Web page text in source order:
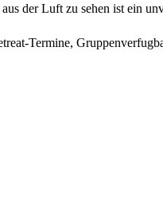
der Luft zu sehen ist ein
Termine,